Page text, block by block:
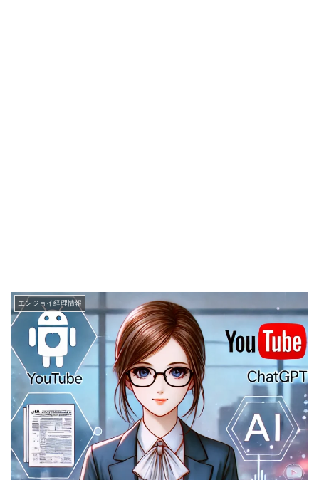
エンジョイ経理情報